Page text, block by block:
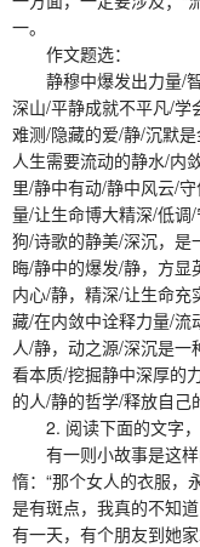
一。
作文题选：
静穆中爆发出力量/智
深山/平静成就不平凡/学
难测/隐藏的爱/静/沉默
人生需要流动的静水/内
里/静中有动/静中风云/
量/让生命博大精深/低调
狗/诗歌的静美/深沉，是
晦/静中的爆发/静，方显
内心/静，精深/让生命充
藏/在内敛中诠释力量/流
人/静，动之源/深沉是
看本质/挖掘静中深厚的
的人/静的哲学/释放自
2. 阅读下面的文字，
有一则小故事是这样
惰：“那个女人的衣服，
是有斑点，我真的不知
有一天，有个朋友到她